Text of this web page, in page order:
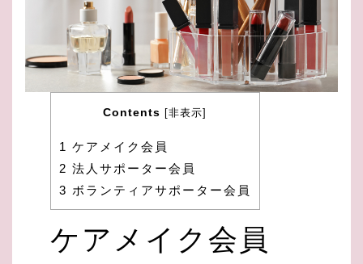
Contents [非表示
1 ケアメイク会員
2 法人サポーター会員
3 ボランティアサポーター会員
ケアメイク会員